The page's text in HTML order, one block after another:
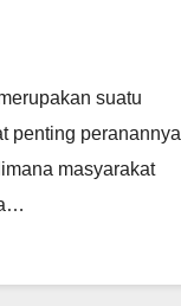
suatu
penting peranannya
masyarakat